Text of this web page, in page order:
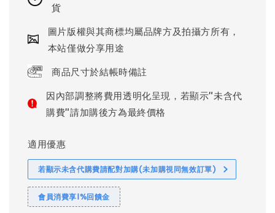
貨
圖片版權與其商標均屬品牌方及拍攝方所有，
本站僅做分享用途
商品尺寸於結帳時備註
因內部調整將費用透明化呈現，若顯示"未含代
購費"請加購後方為最終價格
適用優惠
若顯示未含代購費請配對加購(未加購視同無效訂單)
會員消費享1%回饋金